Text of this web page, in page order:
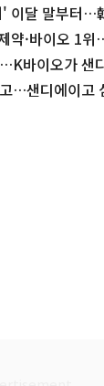
이달 말부터…
약·바이오 1
바이오가 샌
…샌디에이고